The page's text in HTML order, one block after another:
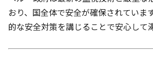
おり、国全体で安全が確保されていま
的な安全対策を講じることで安心して